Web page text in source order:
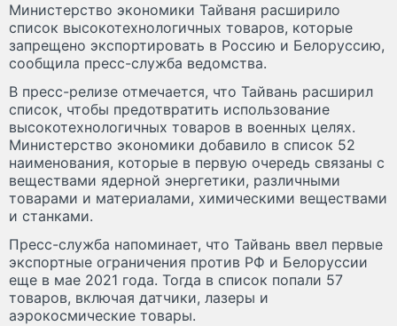
Министерство экономики Тайваня расширило
список высокотехнологичных товаров, которые
запрещено экспортировать в Россию и Белоруссию,
сообщила пресс-служба ведомства.
В пресс-релизе отмечается, что Тайвань расширил
список, чтобы предотвратить использование
высокотехнологичных товаров в военных целях.
Министерство экономики добавило в список 52
наименования, которые в первую очередь связаны с
веществами ядерной энергетики, различными
товарами и материалами, химическими веществами
и станками.
Пресс-служба напоминает, что Тайвань ввел первые
экспортные ограничения против РФ и Белоруссии
еще в мае 2021 года. Тогда в список попали 57
товаров, включая датчики, лазеры и
аэрокосмические товары.